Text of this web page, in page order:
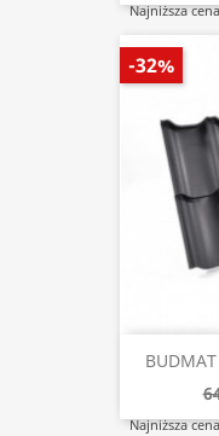
Najniższa
Najniższa
-32%